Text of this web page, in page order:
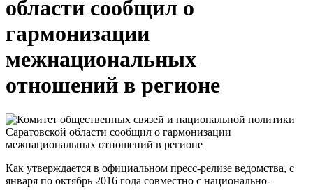
области сообщил о
гармонизации
межнациональных
отношений в регионе
Как утверждается в официальном пресс-релизе ведомства, с
января по октябрь 2016 года совместно с национально-